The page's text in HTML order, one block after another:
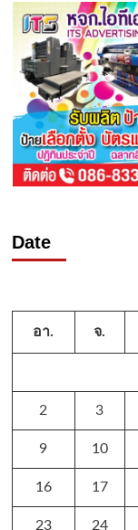
Date
อา. จ.
2 3
9 10
16 17
23 24